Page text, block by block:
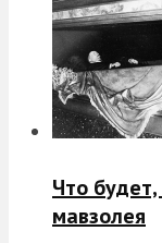
Что
мавзолея